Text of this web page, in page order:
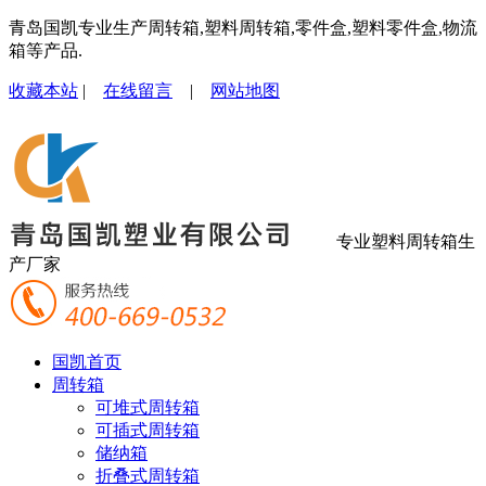
青岛国凯专业生产周转箱,塑料周转箱,零件盒,塑料零件盒,物流
箱等产品.
收藏本站 | 在线留言 | 网站地图
专业塑料周转箱生
产厂家
国凯首页
周转箱
可堆式周转箱
可插式周转箱
储纳箱
折叠式周转箱